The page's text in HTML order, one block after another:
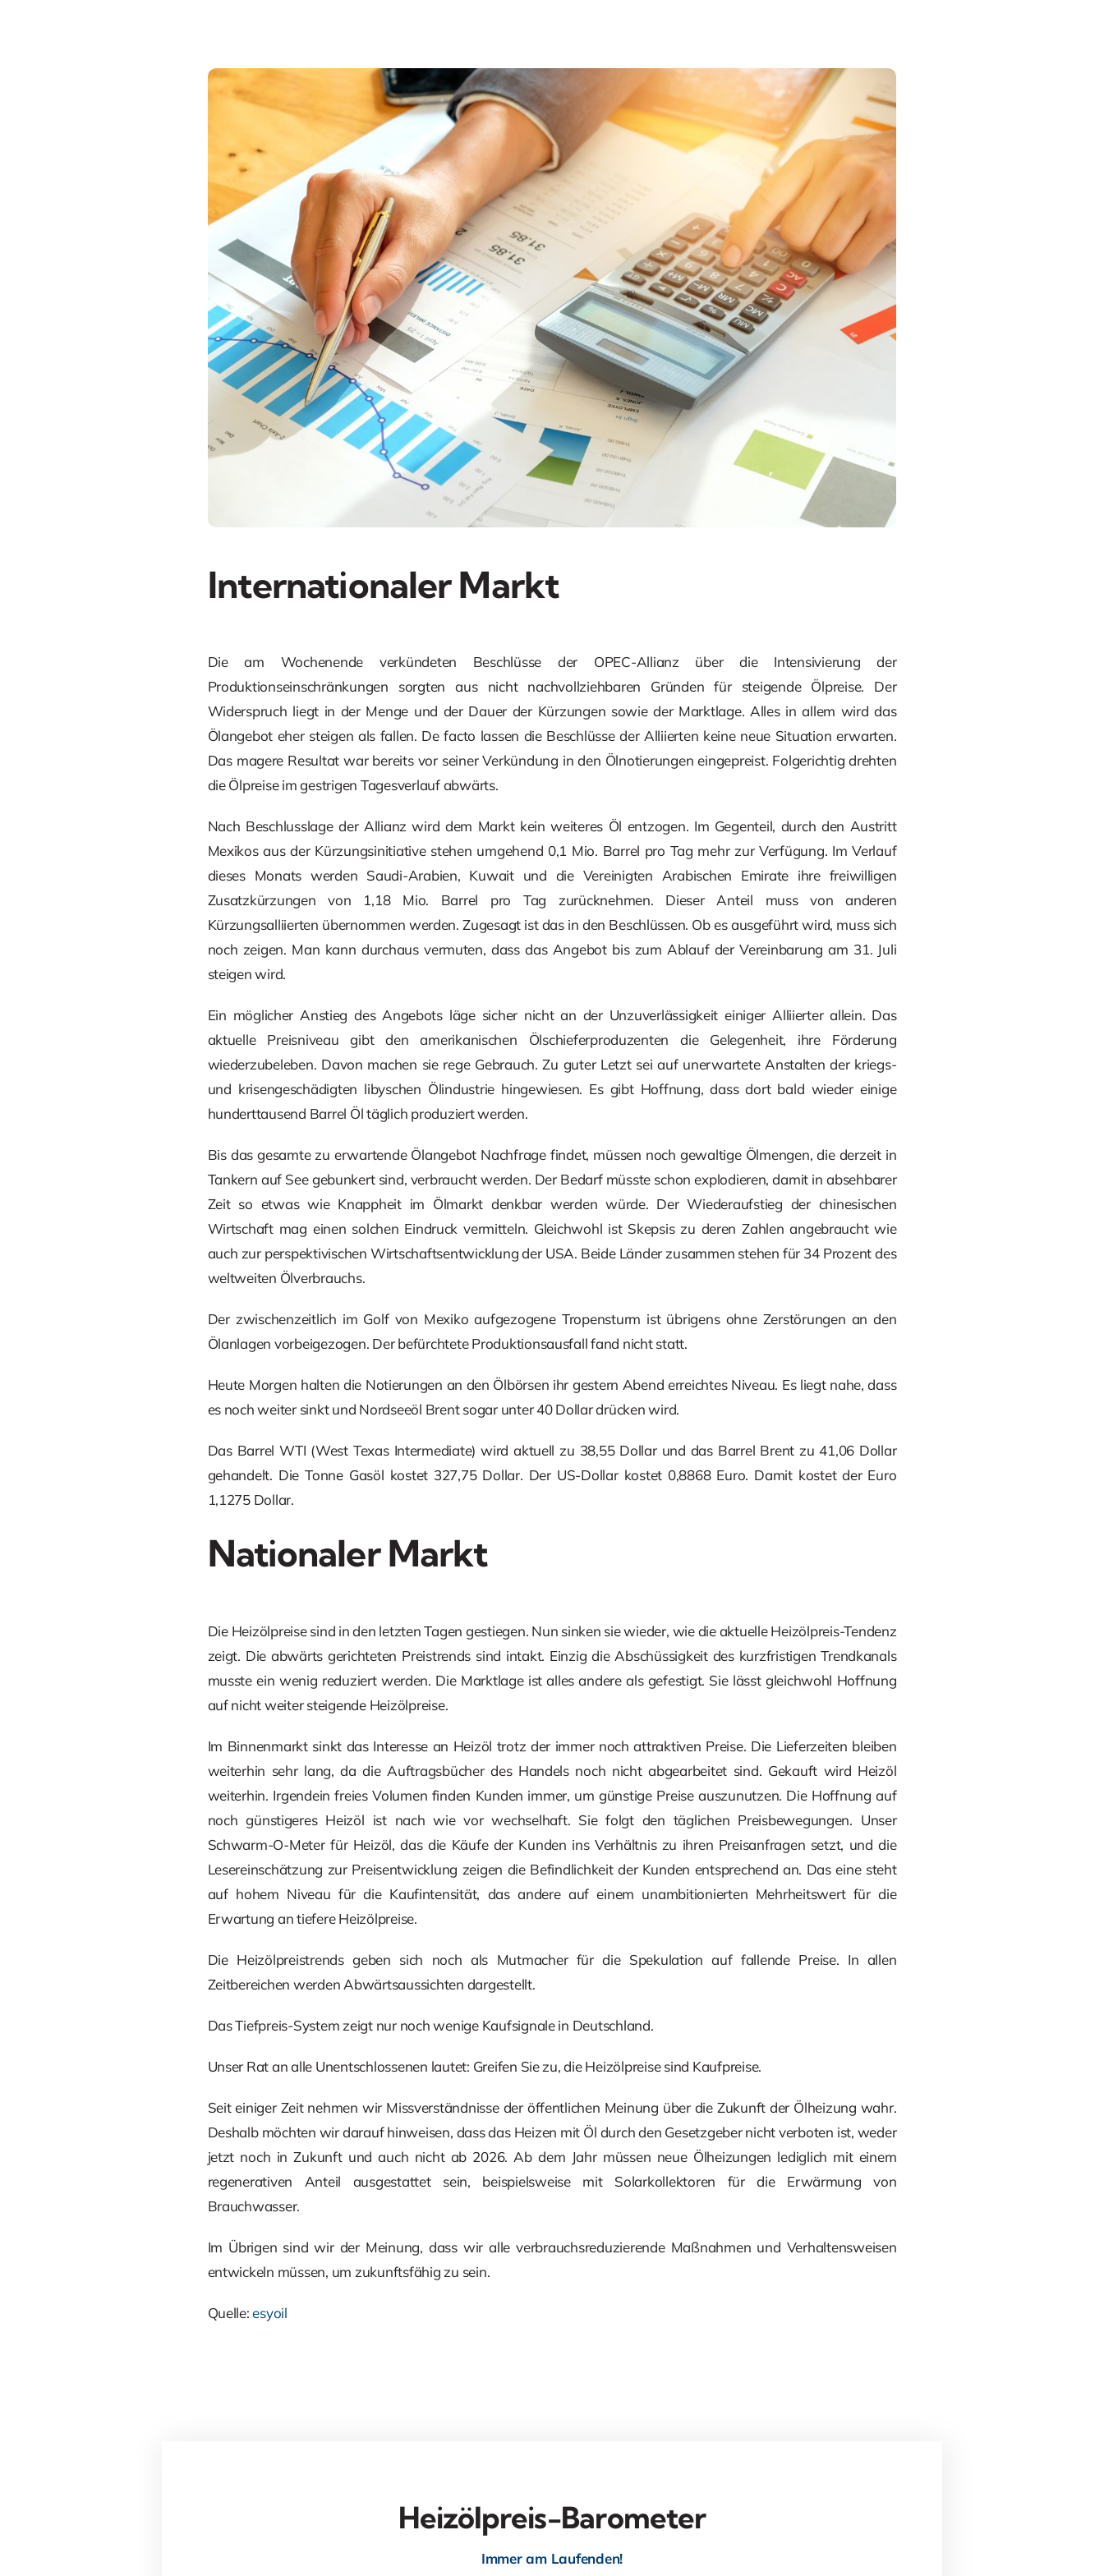
Internationaler Markt
Die am Wochenende verkündeten Beschlüsse der OPEC-Allianz über die Intensivierung der
Produktionseinschränkungen sorgten aus nicht nachvollziehbaren Gründen für steigende Ölpreise. Der
Widerspruch liegt in der Menge und der Dauer der Kürzungen sowie der Marktlage. Alles in allem wird das
Ölangebot eher steigen als fallen. De facto lassen die Beschlüsse der Alliierten keine neue Situation erwarten.
Das magere Resultat war bereits vor seiner Verkündung in den Ölnotierungen eingepreist. Folgerichtig drehten
die Ölpreise im gestrigen Tagesverlauf abwärts.
Nach Beschlusslage der Allianz wird dem Markt kein weiteres Öl entzogen. Im Gegenteil, durch den Austritt
Mexikos aus der Kürzungsinitiative stehen umgehend 0,1 Mio. Barrel pro Tag mehr zur Verfügung. Im Verlauf
dieses Monats werden Saudi-Arabien, Kuwait und die Vereinigten Arabischen Emirate ihre freiwilligen
Zusatzkürzungen von 1,18 Mio. Barrel pro Tag zurücknehmen. Dieser Anteil muss von anderen
Kürzungsalliierten übernommen werden. Zugesagt ist das in den Beschlüssen. Ob es ausgeführt wird, muss sich
noch zeigen. Man kann durchaus vermuten, dass das Angebot bis zum Ablauf der Vereinbarung am 31. Juli
steigen wird.
Ein möglicher Anstieg des Angebots läge sicher nicht an der Unzuverlässigkeit einiger Alliierter allein. Das
aktuelle Preisniveau gibt den amerikanischen Ölschieferproduzenten die Gelegenheit, ihre Förderung
wiederzubeleben. Davon machen sie rege Gebrauch. Zu guter Letzt sei auf unerwartete Anstalten der kriegs-
und krisengeschädigten libyschen Ölindustrie hingewiesen. Es gibt Hoffnung, dass dort bald wieder einige
hunderttausend Barrel Öl täglich produziert werden.
Bis das gesamte zu erwartende Ölangebot Nachfrage findet, müssen noch gewaltige Ölmengen, die derzeit in
Tankern auf See gebunkert sind, verbraucht werden. Der Bedarf müsste schon explodieren, damit in absehbarer
Zeit so etwas wie Knappheit im Ölmarkt denkbar werden würde. Der Wiederaufstieg der chinesischen
Wirtschaft mag einen solchen Eindruck vermitteln. Gleichwohl ist Skepsis zu deren Zahlen angebraucht wie
auch zur perspektivischen Wirtschaftsentwicklung der USA. Beide Länder zusammen stehen für 34 Prozent des
weltweiten Ölverbrauchs.
Der zwischenzeitlich im Golf von Mexiko aufgezogene Tropensturm ist übrigens ohne Zerstörungen an den
Ölanlagen vorbeigezogen. Der befürchtete Produktionsausfall fand nicht statt.
Heute Morgen halten die Notierungen an den Ölbörsen ihr gestern Abend erreichtes Niveau. Es liegt nahe, dass
es noch weiter sinkt und Nordseeöl Brent sogar unter 40 Dollar drücken wird.
Das Barrel WTI (West Texas Intermediate) wird aktuell zu 38,55 Dollar und das Barrel Brent zu 41,06 Dollar
gehandelt. Die Tonne Gasöl kostet 327,75 Dollar. Der US-Dollar kostet 0,8868 Euro. Damit kostet der Euro
1,1275 Dollar.
Nationaler Markt
Die Heizölpreise sind in den letzten Tagen gestiegen. Nun sinken sie wieder, wie die aktuelle Heizölpreis-Tendenz
zeigt. Die abwärts gerichteten Preistrends sind intakt. Einzig die Abschüssigkeit des kurzfristigen Trendkanals
musste ein wenig reduziert werden. Die Marktlage ist alles andere als gefestigt. Sie lässt gleichwohl Hoffnung
auf nicht weiter steigende Heizölpreise.
Im Binnenmarkt sinkt das Interesse an Heizöl trotz der immer noch attraktiven Preise. Die Lieferzeiten bleiben
weiterhin sehr lang, da die Auftragsbücher des Handels noch nicht abgearbeitet sind. Gekauft wird Heizöl
weiterhin. Irgendein freies Volumen finden Kunden immer, um günstige Preise auszunutzen. Die Hoffnung auf
noch günstigeres Heizöl ist nach wie vor wechselhaft. Sie folgt den täglichen Preisbewegungen. Unser
Schwarm-O-Meter für Heizöl, das die Käufe der Kunden ins Verhältnis zu ihren Preisanfragen setzt, und die
Lesereinschätzung zur Preisentwicklung zeigen die Befindlichkeit der Kunden entsprechend an. Das eine steht
auf hohem Niveau für die Kaufintensität, das andere auf einem unambitionierten Mehrheitswert für die
Erwartung an tiefere Heizölpreise.
Die Heizölpreistrends geben sich noch als Mutmacher für die Spekulation auf fallende Preise. In allen
Zeitbereichen werden Abwärtsaussichten dargestellt.
Das Tiefpreis-System zeigt nur noch wenige Kaufsignale in Deutschland.
Unser Rat an alle Unentschlossenen lautet: Greifen Sie zu, die Heizölpreise sind Kaufpreise.
Seit einiger Zeit nehmen wir Missverständnisse der öffentlichen Meinung über die Zukunft der Ölheizung wahr.
Deshalb möchten wir darauf hinweisen, dass das Heizen mit Öl durch den Gesetzgeber nicht verboten ist, weder
jetzt noch in Zukunft und auch nicht ab 2026. Ab dem Jahr müssen neue Ölheizungen lediglich mit einem
regenerativen Anteil ausgestattet sein, beispielsweise mit Solarkollektoren für die Erwärmung von
Brauchwasser.
Im Übrigen sind wir der Meinung, dass wir alle verbrauchsreduzierende Maßnahmen und Verhaltensweisen
entwickeln müssen, um zukunftsfähig zu sein.
Quelle:esyoil
Heizölpreis-Barometer
Immer am Laufenden!